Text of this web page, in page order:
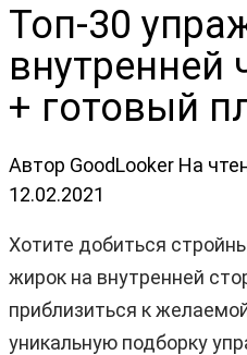
Топ-30
внутренней
+ готовый
Автор GoodLooker На
12.02.2021
Хотите добиться
жирок на внутренней
приблизиться к
уникальную подборку